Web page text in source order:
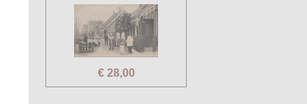
€ 28,00